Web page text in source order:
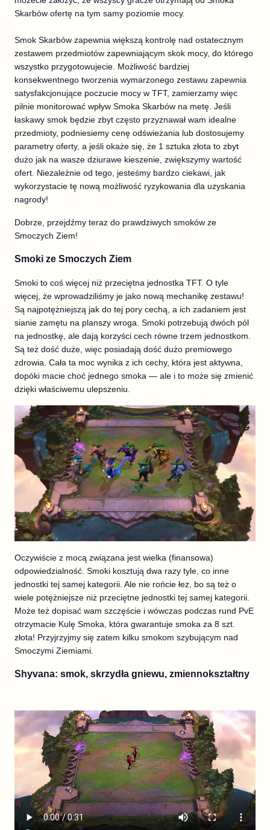
Skarbów ofertę na tym samy poziomie mocy.
Smok Skarbów zapewnia większą kontrolę nad ostatecznym
zestawem przedmiotów zapewniającym skok mocy, do którego
wszystko przygotowujecie. Możliwość bardziej
konsekwentnego tworzenia wymarzonego zestawu zapewnia
satysfakcjonujące poczucie mocy w TFT, zamierzamy więc
pilnie monitorować wpływ Smoka Skarbów na metę. Jeśli
łaskawy smok będzie zbyt często przyznawał wam idealne
przedmioty, podniesiemy cenę odświeżania lub dostosujemy
parametry oferty, a jeśli okaże się, że 1 sztuka złota to zbyt
dużo jak na wasze dziurawe kieszenie, zwiększymy wartość
ofert. Niezależnie od tego, jesteśmy bardzo ciekawi, jak
wykorzystacie tę nową możliwość ryzykowania dla uzyskania
nagrody!
Dobrze, przejdźmy teraz do prawdziwych smoków ze
Smoczych Ziem!
Smoki ze Smoczych Ziem
Smoki to coś więcej niż przeciętna jednostka TFT. O tyle
więcej, że wprowadziliśmy je jako nową mechanikę zestawu!
Są najpotężniejszą jak do tej pory cechą, a ich zadaniem jest
sianie zamętu na planszy wroga. Smoki potrzebują dwóch pól
na jednostkę, ale dają korzyści cech równe trzem jednostkom.
Są też dość duże, więc posiadają dość dużo premiowego
zdrowia. Cała ta moc wynika z ich cechy, która jest aktywna,
dopóki macie choć jednego smoka — ale i to może się zmienić
dzięki właściwemu ulepszeniu.
Oczywiście z mocą związana jest wielka (finansowa)
odpowiedzialność. Smoki kosztują dwa razy tyle, co inne
jednostki tej samej kategorii. Ale nie rońcie łez, bo są też o
wiele potężniejsze niż przeciętne jednostki tej samej kategorii.
Może też dopisać wam szczęście i wówczas podczas rund PvE
otrzymacie Kulę Smoka, która gwarantuje smoka za 8 szt.
złota! Przyjrzyjmy się zatem kilku smokom szybującym nad
Smoczymi Ziemiami.
Shyvana: smok, skrzydła gniewu, zmiennokształtny